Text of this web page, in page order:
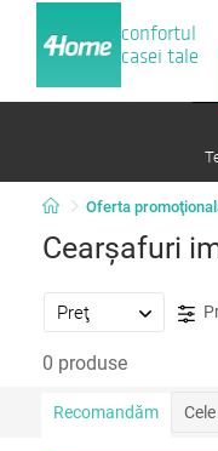
confortul
casei tale
Oferta
Cearşafuri
Preţ
0 produse
Recomandăm